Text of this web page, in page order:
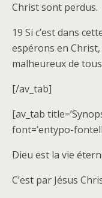
Christ sont perdus.
19 Si c’est dans
espérons en
malheureux de
[/av_tab]
[av_tab
font=’entypo-
Dieu est la vie
C’est par Jésus